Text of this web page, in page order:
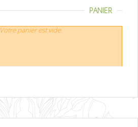
PANIER
Votre panier est vide.